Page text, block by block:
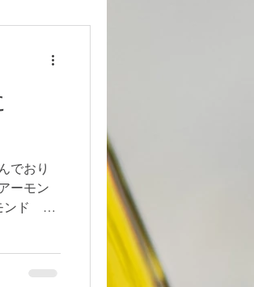
でおり
ーモン
ンド ゆ